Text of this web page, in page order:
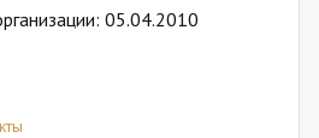
05.04.2010